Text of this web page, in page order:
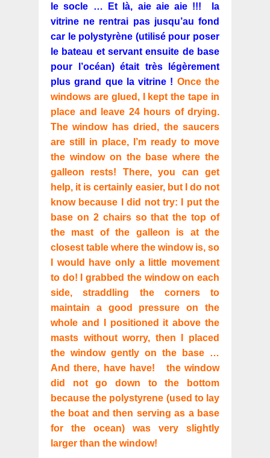
le socle … Et là, aie aie aie !!! la
vitrine ne rentrai pas jusqu’au fond
car le polystyrène (utilisé pour poser
le bateau et servant ensuite de base
pour l’océan) était très légèrement
plus grand que la vitrine ! Once the
windows are glued, I kept the tape in
place and leave 24 hours of drying.
The window has dried, the saucers
are still in place, I’m ready to move
the window on the base where the
galleon rests! There, you can get
help, it is certainly easier, but I do not
know because I did not try: I put the
base on 2 chairs so that the top of
the mast of the galleon is at the
closest table where the window is, so
I would have only a little movement
to do! I grabbed the window on each
side, straddling the corners to
maintain a good pressure on the
whole and I positioned it above the
masts without worry, then I placed
the window gently on the base …
And there, have have! the window
did not go down to the bottom
because the polystyrene (used to lay
the boat and then serving as a base
for the ocean) was very slightly
larger than the window!